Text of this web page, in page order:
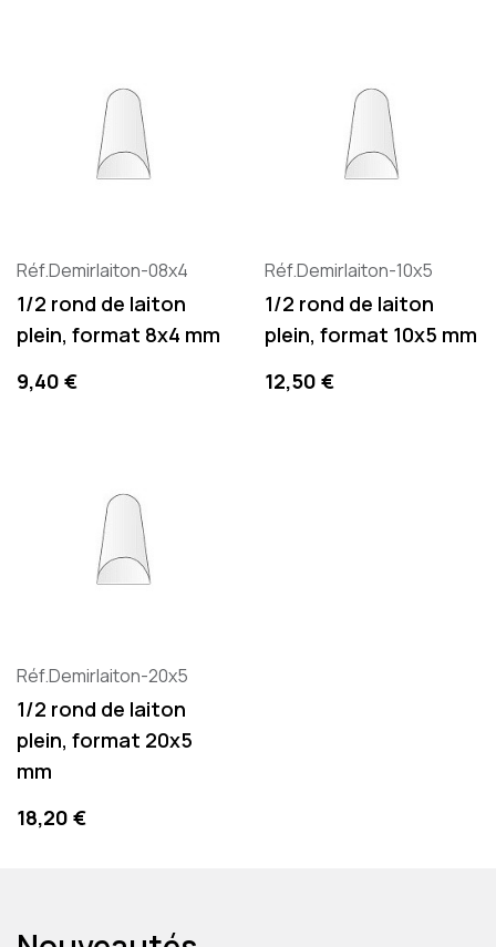
Réf.Demirlaiton-08x4
1/2 rond de laiton
plein, format 8x4 mm
Precio
9,40 €
Réf.Demirlaiton-10x5
1/2 rond de laiton
plein, format 10x5 mm
Precio
12,50 €
Réf.Demirlaiton-20x5
1/2 rond de laiton
plein, format 20x5
mm
Precio
18,20 €